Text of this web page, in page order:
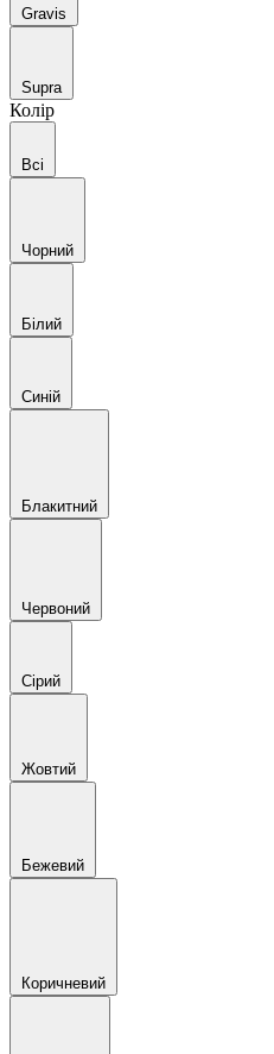
Gravis
Supra
Колір
Всі
Чорний
Білий
Синій
Блакитний
Червоний
Сірий
Жовтий
Бежевий
Коричневий